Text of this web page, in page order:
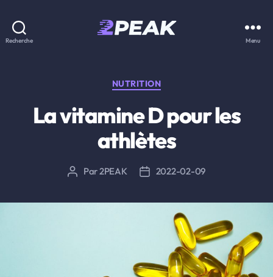
Recherche Menu
Catégories
NUTRITION
La vitamine D pour les
athlètes
Auteur
Par2PEAK
Date2022-02-09